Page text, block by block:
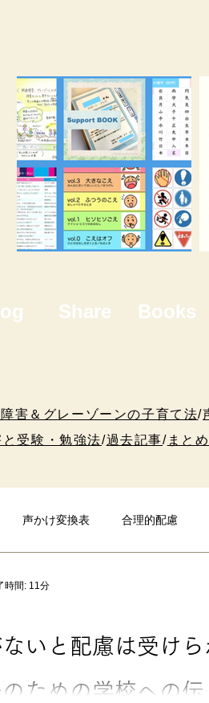
Share Books
害＆グレーゾーンの子育て法/
受験・勉強法/過去記事/ まとめ
声かけ変換表 合理的配慮
強法
いと配慮は受け
ための学校への伝
時間: 11分